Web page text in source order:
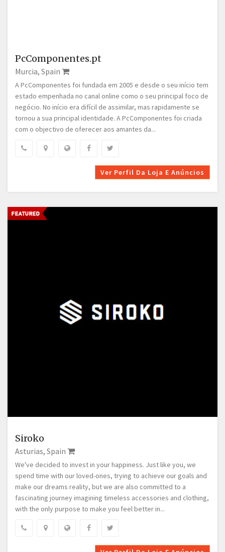
PcComponentes.pt
Murcia, Spain
A PcComponentes foi fundada em 2005 e desde o seu início tem
estado empenhada no canal online como o seu principal foco de
negócio. No início era difícil de assimilar, mas rapidamente se
tornou a sua principal identidade. A PcComponentes foi criada
com o objectivo de oferecer aos amantes da...
Ver Perfil Da Loja E Anúncios
Siroko
Asturias, Spain
We've decided to invest in your happiness. Just like you, we
spend time with our loved-ones, trying to achieve our goals and
make our dreams reality, but we are also committed to a
fascinating journey imagining timeless accessories and clothing,
with the only purpose to make you feel better in...